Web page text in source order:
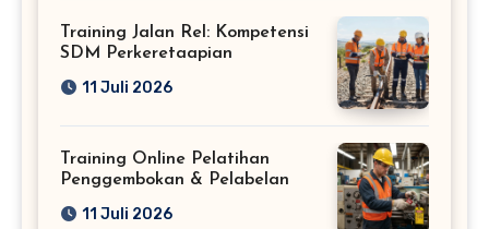
Training Jalan Rel: Kompetensi
SDM Perkeretaapian
11 Juli 2026
Training Online Pelatihan
Penggembokan & Pelabelan
11 Juli 2026